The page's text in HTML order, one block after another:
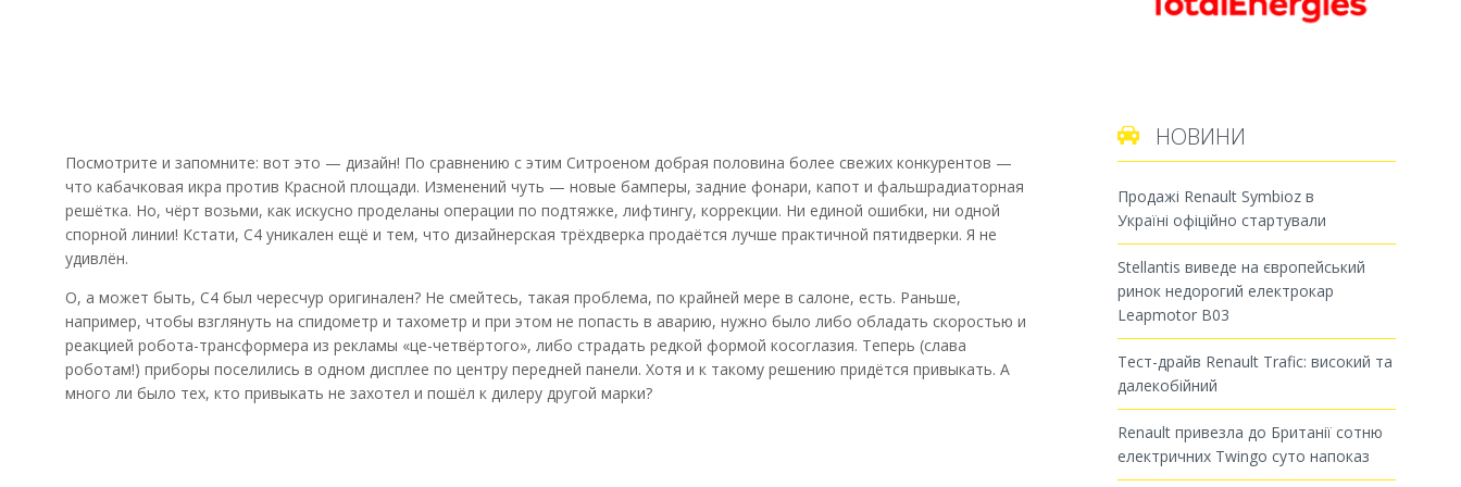
Посмотрите и запомните: вот это — дизайн! По сравнению с этим Ситроеном добрая половина более свежих конкурентов —
что кабачковая икра против Красной площади. Изменений чуть — новые бамперы, задние фонари, капот и фальшрадиаторная
решётка. Но, чёрт возьми, как искусно проделаны операции по подтяжке, лифтингу, коррекции. Ни единой ошибки, ни одной
спорной линии! Кстати, C4 уникален ещё и тем, что дизайнерская трёхдверка продаётся лучше практичной пятидверки. Я не
удивлён.
О, а может быть, C4 был чересчур оригинален? Не смейтесь, такая проблема, по крайней мере в салоне, есть. Раньше,
например, чтобы взглянуть на спидометр и тахометр и при этом не попасть в аварию, нужно было либо обладать скоростью и
реакцией робота-трансформера из рекламы «це-четвёртого», либо страдать редкой формой косоглазия. Теперь (слава
роботам!) приборы поселились в одном дисплее по центру передней панели. Хотя и к такому решению придётся привыкать. А
много ли было тех, кто привыкать не захотел и пошёл к дилеру другой марки?
 НОВИНИ
Продажі Renault Symbioz в
Україні офіційно стартували
Stellantis виведе на європейський
ринок недорогий електрокар
Leapmotor B03
Тест-драйв Renault Trafic: високий та
далекобійний
Renault привезла до Британії сотню
електричних Twingo суто напоказ